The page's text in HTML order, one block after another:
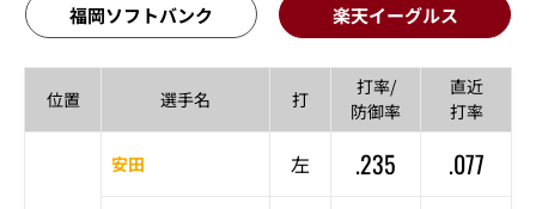
福岡ソフトバンク 楽天イーグルス
位置 選手名 打
打率/
防御率
直近
打率
安田 左 .235 .077